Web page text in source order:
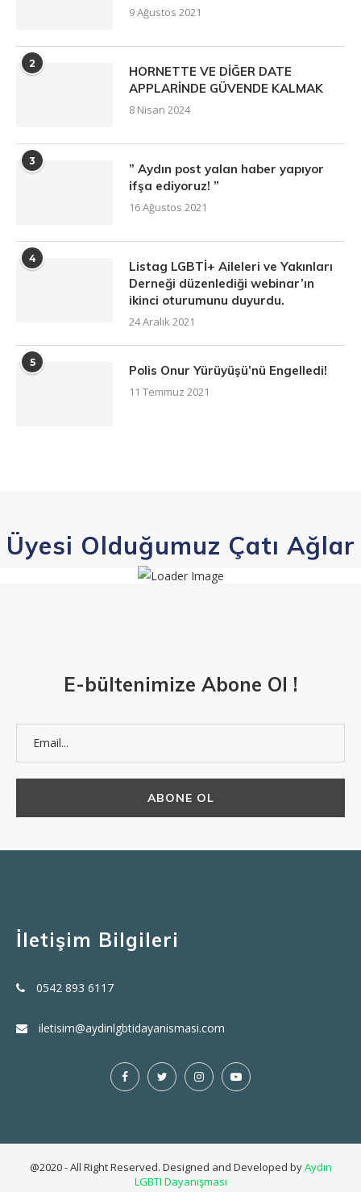
9 Ağustos 2021
2
HORNETTE VE DİĞER DATE
APPLARİNDE GÜVENDE KALMAK
8 Nisan 2024
3
” Aydın post yalan haber yapıyor
ifşa ediyoruz! ”
16 Ağustos 2021
4
Listag LGBTİ+ Aileleri ve Yakınları
Derneği düzenlediği webinar’ın
ikinci oturumunu duyurdu.
24 Aralık 2021
5
Polis Onur Yürüyüşü’nü Engelledi!
11 Temmuz 2021
Üyesi Olduğumuz Çatı Ağlar
E-bültenimize Abone Ol !
İletişim Bilgileri
0542 893 6117
iletisim@aydinlgbtidayanismasi.com
@2020 - All Right Reserved. Designed and Developed byAydın
LGBTI Dayanışması